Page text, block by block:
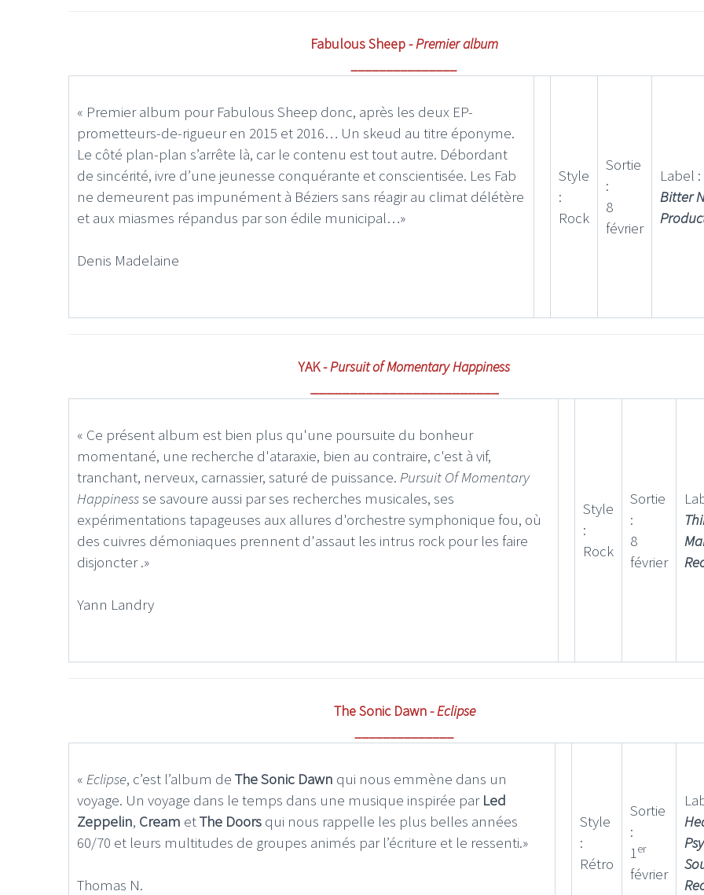
Fabulous Sheep -Premier album
« Premier album pour Fabulous Sheep donc, après les deux EP-
prometteurs-de-rigueur en 2015 et 2016… Un skeud au titre éponyme.
Le côté plan-plan s’arrête là, car le contenu est tout autre. Débordant
de sincérité, ivre d’une jeunesse conquérante et conscientisée. Les Fab
ne demeurent pas impunément à Béziers sans réagir au climat délétère
et aux miasmes répandus par son édile municipal…»
Denis Madelaine
Style
:
Rock
Sortie
:
8
février
Label :
Bitter
YAK -Pursuit of Momentary Happiness
« Ce présent album est bien plus qu'une poursuite du bonheur
momentané, une recherche d'ataraxie, bien au contraire, c'est à vif,
tranchant, nerveux, carnassier, saturé de puissance. Pursuit Of Momentary
Happinessse savoure aussi par ses recherches musicales, ses
expérimentations tapageuses aux allures d'orchestre symphonique fou, où
des cuivres démoniaques prennent d'assaut les intrus rock pour les faire
disjoncter .»
Yann Landry
Style
:
Rock
Sortie
:
8
février
The Sonic Dawn -Eclipse
« Eclipse, c’est l’album de The Sonic Dawn qui nous emmène dans un
voyage. Un voyage dans le temps dans une musique inspirée parLed
Zeppelin, Cream etThe Doors qui nous rappelle les plus belles années
60/70 et leurs multitudes de groupes animés par l’écriture et le ressenti.»
Thomas N.
Style
:
Rétro
Sortie
:
1er
février
LE GROS RIFFIFI
LE GROS RIFFIFI –
Christmas Riffifi 2025 !!!
LE GROS RIFFIFI
LE GROS RIFFIFI – Surfin’
The Covers !!!
LE GROS RIFFIFI –
Littératurock !!!